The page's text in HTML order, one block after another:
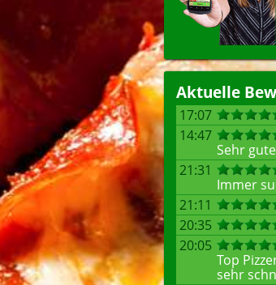
Aktuelle
17:07
14:47
Sehr
21:31
Immer
21:11
20:35
20:05
Top
sehr